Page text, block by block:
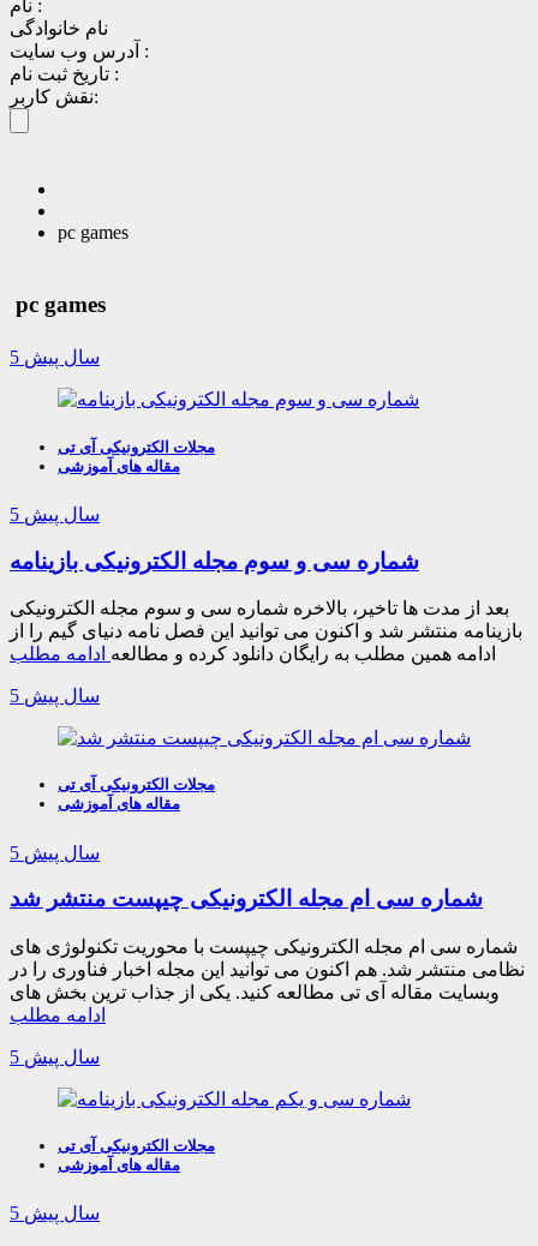
نام :
نام خانوادگی
آدرس وب سایت :
تاریخ ثبت نام :
نقش کاربر:
pc games
pc games
5 سال پیش
مجلات الکترونیکی آی تی
مقاله های آموزشی
5 سال پیش
شماره سی و سوم مجله الکترونیکی بازینامه
بعد از مدت ها تاخیر، بالاخره شماره سی و سوم مجله الکترونیکی
بازینامه منتشر شد و اکنون می توانید این فصل نامه دنیای گیم را از
ادامه همین مطلب به رایگان دانلود کرده و مطالعه ادامه مطلب
5 سال پیش
مجلات الکترونیکی آی تی
مقاله های آموزشی
5 سال پیش
شماره سی ام مجله الکترونیکی چیپست منتشر شد
شماره سی ام مجله الکترونیکی چیپست با محوریت تکنولوژی های
نظامی منتشر شد. هم اکنون می توانید این مجله اخبار فناوری را در
وبسایت مقاله آی تی مطالعه کنید. یکی از جذاب ترین بخش های
ادامه مطلب
5 سال پیش
مجلات الکترونیکی آی تی
مقاله های آموزشی
5 سال پیش